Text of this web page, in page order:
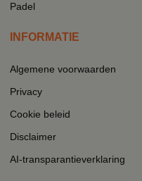
Padel
INFORMATIE
Algemene voorwaarden
Privacy
Cookie beleid
Disclaimer
AI-transparantieverklaring